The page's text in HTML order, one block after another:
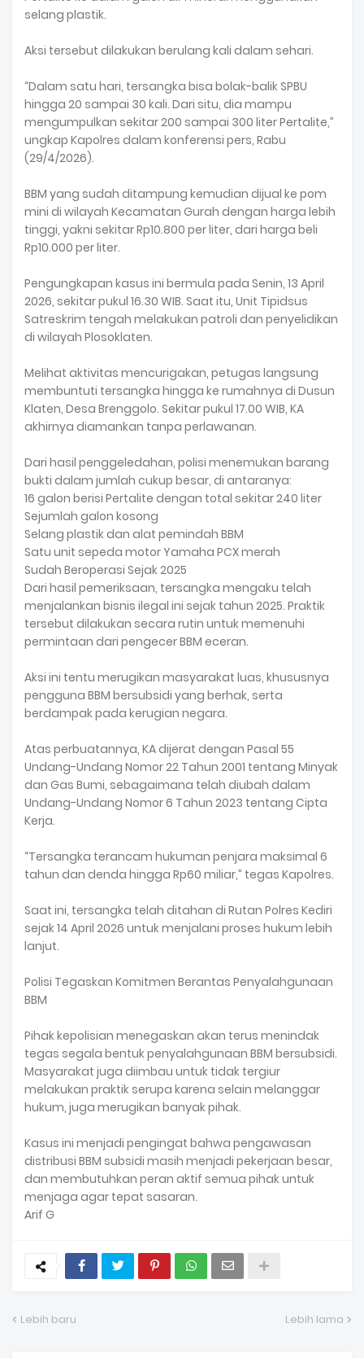
selang plastik.
Aksi tersebut dilakukan berulang kali dalam sehari.
“Dalam satu hari, tersangka bisa bolak-balik SPBU
hingga 20 sampai 30 kali. Dari situ, dia mampu
mengumpulkan sekitar 200 sampai 300 liter Pertalite,”
ungkap Kapolres dalam konferensi pers, Rabu
(29/4/2026).
BBM yang sudah ditampung kemudian dijual ke pom
mini di wilayah Kecamatan Gurah dengan harga lebih
tinggi, yakni sekitar Rp10.800 per liter, dari harga beli
Rp10.000 per liter.
Pengungkapan kasus ini bermula pada Senin, 13 April
2026, sekitar pukul 16.30 WIB. Saat itu, Unit Tipidsus
Satreskrim tengah melakukan patroli dan penyelidikan
di wilayah Plosoklaten.
Melihat aktivitas mencurigakan, petugas langsung
membuntuti tersangka hingga ke rumahnya di Dusun
Klaten, Desa Brenggolo. Sekitar pukul 17.00 WIB, KA
akhirnya diamankan tanpa perlawanan.
Dari hasil penggeledahan, polisi menemukan barang
bukti dalam jumlah cukup besar, di antaranya:
16 galon berisi Pertalite dengan total sekitar 240 liter
Sejumlah galon kosong
Selang plastik dan alat pemindah BBM
Satu unit sepeda motor Yamaha PCX merah
Sudah Beroperasi Sejak 2025
Dari hasil pemeriksaan, tersangka mengaku telah
menjalankan bisnis ilegal ini sejak tahun 2025. Praktik
tersebut dilakukan secara rutin untuk memenuhi
permintaan dari pengecer BBM eceran.
Aksi ini tentu merugikan masyarakat luas, khususnya
pengguna BBM bersubsidi yang berhak, serta
berdampak pada kerugian negara.
Atas perbuatannya, KA dijerat dengan Pasal 55
Undang-Undang Nomor 22 Tahun 2001 tentang Minyak
dan Gas Bumi, sebagaimana telah diubah dalam
Undang-Undang Nomor 6 Tahun 2023 tentang Cipta
Kerja.
“Tersangka terancam hukuman penjara maksimal 6
tahun dan denda hingga Rp60 miliar,” tegas Kapolres.
Saat ini, tersangka telah ditahan di Rutan Polres Kediri
sejak 14 April 2026 untuk menjalani proses hukum lebih
lanjut.
Polisi Tegaskan Komitmen Berantas Penyalahgunaan
BBM
Pihak kepolisian menegaskan akan terus menindak
tegas segala bentuk penyalahgunaan BBM bersubsidi.
Masyarakat juga diimbau untuk tidak tergiur
melakukan praktik serupa karena selain melanggar
hukum, juga merugikan banyak pihak.
Kasus ini menjadi pengingat bahwa pengawasan
distribusi BBM subsidi masih menjadi pekerjaan besar,
dan membutuhkan peran aktif semua pihak untuk
menjaga agar tepat sasaran.
Arif G
Lebih baru Lebih lama